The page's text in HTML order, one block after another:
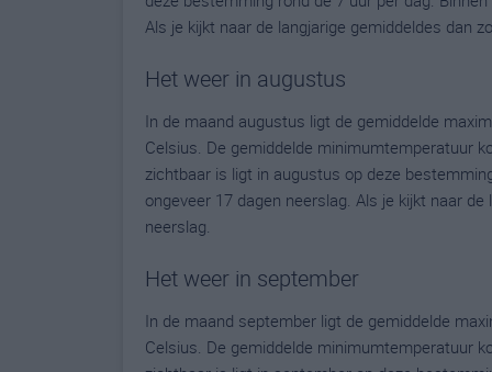
Als je kijkt naar de langjarige gemiddeldes dan
Het weer in augustus
In de maand augustus ligt de gemiddelde
Celsius. De gemiddelde minimumtemperatuur
zichtbaar is ligt in augustus op deze
ongeveer 17 dagen neerslag. Als je kijkt naar
neerslag.
Het weer in september
In de maand september ligt de gemiddelde
Celsius. De gemiddelde minimumtemperatuur